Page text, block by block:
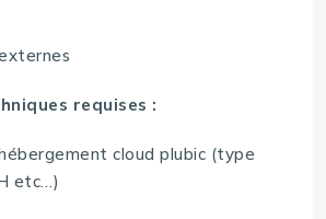
requises :
cloud plubic (type
etc…)